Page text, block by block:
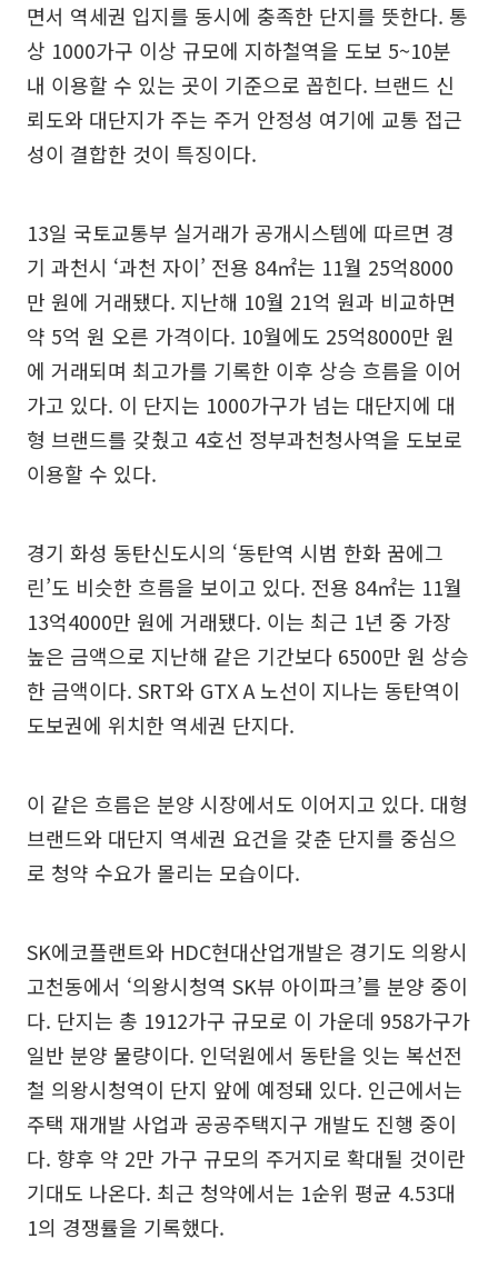
면서 역세권 입지를 동시에 충족한 단지를 뜻한다. 통
상 1000가구 이상 규모에 지하철역을 도보 5~10분
내 이용할 수 있는 곳이 기준으로 꼽힌다. 브랜드 신
뢰도와 대단지가 주는 주거 안정성 여기에 교통 접근
성이 결합한 것이 특징이다.
13일 국토교통부 실거래가 공개시스템에 따르면 경
기 과천시 ‘과천 자이’ 전용 84㎡는 11월 25억8000
만 원에 거래됐다. 지난해 10월 21억 원과 비교하면
약 5억 원 오른 가격이다. 10월에도 25억8000만 원
에 거래되며 최고가를 기록한 이후 상승 흐름을 이어
가고 있다. 이 단지는 1000가구가 넘는 대단지에 대
형 브랜드를 갖췄고 4호선 정부과천청사역을 도보로
이용할 수 있다.
경기 화성 동탄신도시의 ‘동탄역 시범 한화 꿈에그
린’도 비슷한 흐름을 보이고 있다. 전용 84㎡는 11월
13억4000만 원에 거래됐다. 이는 최근 1년 중 가장
높은 금액으로 지난해 같은 기간보다 6500만 원 상승
한 금액이다. SRT와 GTX A 노선이 지나는 동탄역이
도보권에 위치한 역세권 단지다.
이 같은 흐름은 분양 시장에서도 이어지고 있다. 대형
브랜드와 대단지 역세권 요건을 갖춘 단지를 중심으
로 청약 수요가 몰리는 모습이다.
SK에코플랜트와 HDC현대산업개발은 경기도 의왕시
고천동에서 ‘의왕시청역 SK뷰 아이파크’를 분양 중이
다. 단지는 총 1912가구 규모로 이 가운데 958가구가
일반 분양 물량이다. 인덕원에서 동탄을 잇는 복선전
철 의왕시청역이 단지 앞에 예정돼 있다. 인근에서는
주택 재개발 사업과 공공주택지구 개발도 진행 중이
다. 향후 약 2만 가구 규모의 주거지로 확대될 것이란
기대도 나온다. 최근 청약에서는 1순위 평균 4.53대
1의 경쟁률을 기록했다.